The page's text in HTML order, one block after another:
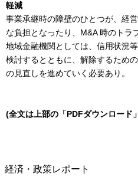
軽減
事業承継時の障壁のひとつが、経
な負担となったり、M&A 時のトラ
地域金融機関としては、信用状況
検討するとともに、解除するため
の見直しを進めていく必要あり。
(全文は上部の「PDFダウンロード
経済・政策レポート